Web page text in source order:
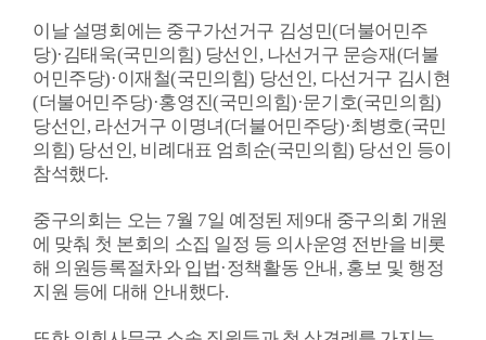
기
능
의
정
활
의
정
자
료
이날 설명회에는 중구가선거구 김성민(더불어민주
당)· 김태욱(국민의힘) 당선인, 나선거구 문승재(더불
어민주당)·이재철(국민의힘) 당선인, 다선거구 김시현
(더불어민주당)·홍영진(국민의힘)·문기호(국민의힘)
당선인, 라선거구 이명녀(더불어민주당)·최병호(국민
의힘) 당선인, 비례대표 엄희순(국민의힘) 당선인 등이
참석했다.
중구의회는 오는 7월 7일 예정된 제9대 중구의회 개원
에 맞춰 첫 본회의 소집 일정 등 의사운영 전반을 비롯
해 의원등록절차와 입법·정책활동 안내 , 홍보 및 행정
지원 등에 대해 안내했다.